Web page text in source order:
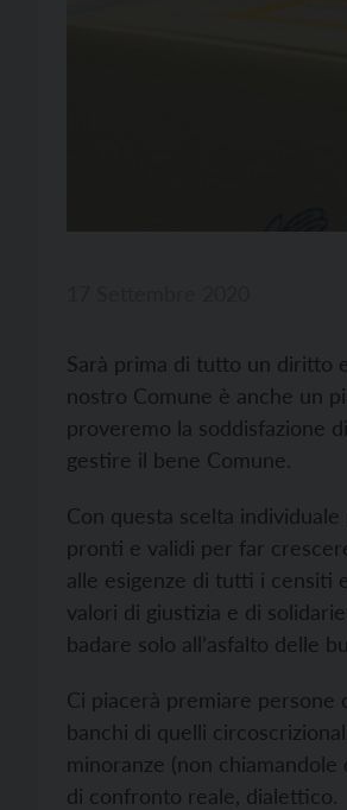
Sarà prima di tutto un diritto
nostro Comune è anche un
proveremo la soddisfazione
gestire il bene Comune.
Con questa scelta
pronti e validi per far
alle esigenze di tutti i censiti
valori di giustizia e di
badare solo all’asfalto delle
Ci piacerà premiare persone
banchi di quelli
minoranze (non
di confronto reale, dialettico.